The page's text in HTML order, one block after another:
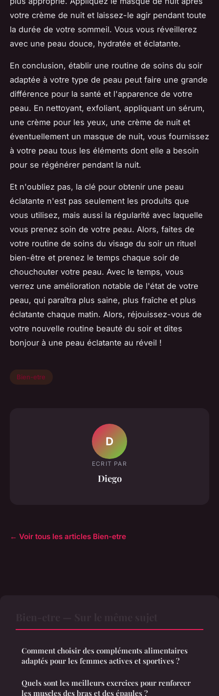
votre crème de nuit et laissez-le agir pendant toute
la durée de votre sommeil. Vous vous réveillerez
avec une peau douce, hydratée et éclatante.
En conclusion, établir une routine de soins du soir
adaptée à votre type de peau peut faire une grande
différence pour la santé et l'apparence de votre
peau. En nettoyant, exfoliant, appliquant un sérum,
une crème pour les yeux, une crème de nuit et
éventuellement un masque de nuit, vous fournissez
à votre peau tous les éléments dont elle a besoin
pour se régénérer pendant la nuit.
Et n'oubliez pas, la clé pour obtenir une peau
éclatante n'est pas seulement les produits que
vous utilisez, mais aussi la régularité avec laquelle
vous prenez soin de votre peau. Alors, faites de
votre routine de soins du visage du soir un rituel
bien-être et prenez le temps chaque soir de
chouchouter votre peau. Avec le temps, vous
verrez une amélioration notable de l'état de votre
peau, qui paraîtra plus saine, plus fraîche et plus
éclatante chaque matin. Alors, réjouissez-vous de
votre nouvelle routine beauté du soir et dites
bonjour à une peau éclatante au réveil !
Bien-etre
D
ECRIT PAR
Diego
← Voir tous les articles Bien-etre
Comment choisir des compléments alimentaires
adaptés pour les femmes actives et sportives ?
Quels sont les meilleurs exercices pour renforcer
les muscles des bras et des épaules ?